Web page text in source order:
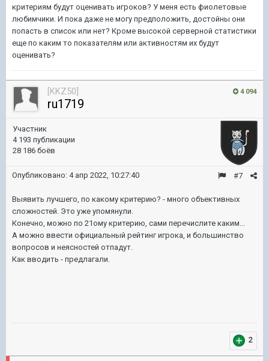
критериям будут оценивать игроков? У меня есть фиолетовые
любимчики. И пока даже не могу предположить, достойны они
попасть в список или нет? Кроме высокой серверной статистики
еще по каким то показателям или активностям их будут
оценивать?
4 094
[KKZ50]
ru1719
Участник
4 193 публикации
28 186 боёв
#7
Опубликовано: 4 апр 2022, 10:27:40
Выявить лучшего, по какому критерию? - много объективных
сложностей. Это уже упомянули.
Конечно, можно по 21ому критерию, сами перечислите каким...
А можно ввести официальный рейтинг игрока, и большинство
вопросов и неясностей отпадут.
Как вводить - предлагали.
2